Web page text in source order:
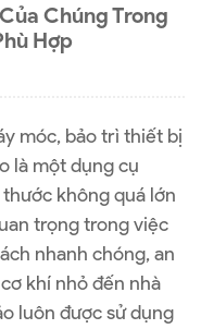
Chúng Trong
Hợp
móc, bảo trì thiết bị
là một dụng cụ
không quá lớn
trọng trong việc
nhanh chóng, an
khí nhỏ đến nhà
luôn được sử dụng